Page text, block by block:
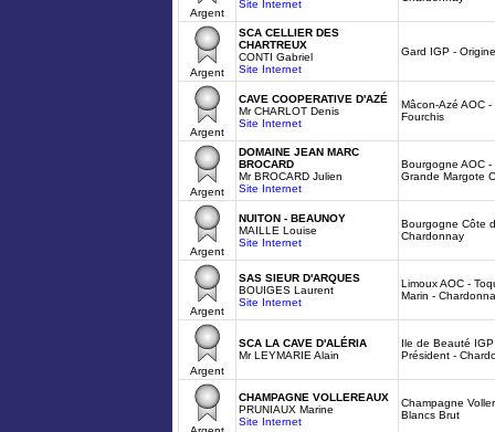
Argent
Site Internet
Argent
SCA CELLIER DES
CHARTREUX
CONTI Gabriel
Site Internet
Gard IGP -
Argent
CAVE COOPERATIVE D'AZÉ
Mr CHARLOT Denis
Site Internet
Mâcon-Azé AOC
Fourchis
Argent
DOMAINE JEAN MARC
BROCARD
Mr BROCARD Julien
Site Internet
Bourgogne AOC -
Grande Margote
Argent
NUITON - BEAUNOY
MAILLE Louise
Site Internet
Bourgogne Côte
Chardonnay
Argent
SAS SIEUR D'ARQUES
BOUIGES Laurent
Site Internet
Limoux AOC -
Marin -
Argent
SCA LA CAVE D'ALÉRIA
Mr LEYMARIE Alain
Ile de Beauté
Président -
CHAMPAGNE VOLLEREAUX
PRUNIAUX Marine
Site Internet
Champagne
Blancs Brut